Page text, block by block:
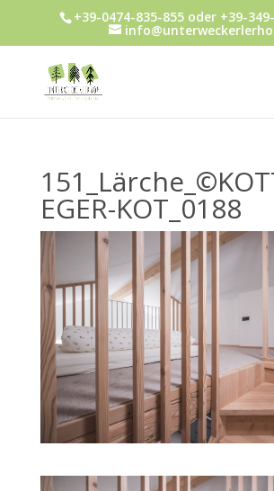
+39-0474-835-855 oder +39-
EGER-KOT_0188